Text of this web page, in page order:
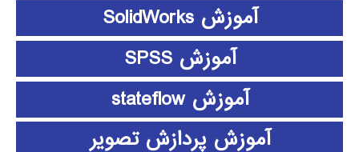
آموزش SolidWorks
آموزش SPSS
آموزش stateflow
آموزش پردازش تصویر